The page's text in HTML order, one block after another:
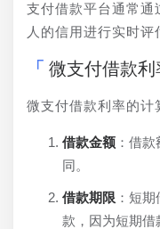
支付借款平台通常通
人的信用进行实时评
微支付借款
微支付借款利率的计
借款金额 ：借
同。
借款期限 ：短
款，因为短期借